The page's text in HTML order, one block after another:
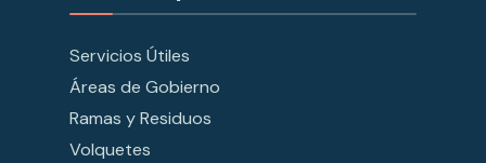
Servicios Útiles
Áreas de Gobierno
Ramas y Residuos
Volquetes